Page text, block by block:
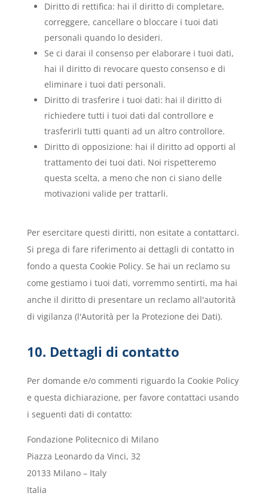
Diritto di rettifica: hai il diritto di completare,
correggere, cancellare o bloccare i tuoi dati
personali quando lo desideri.
Se ci darai il consenso per elaborare i tuoi dati,
hai il diritto di revocare questo consenso e di
eliminare i tuoi dati personali.
Diritto di trasferire i tuoi dati: hai il diritto di
richiedere tutti i tuoi dati dal controllore e
trasferirli tutti quanti ad un altro controllore.
Diritto di opposizione: hai il diritto ad opporti al
trattamento dei tuoi dati. Noi rispetteremo
questa scelta, a meno che non ci siano delle
motivazioni valide per trattarli.
Per esercitare questi diritti, non esitate a contattarci.
Si prega di fare riferimento ai dettagli di contatto in
fondo a questa Cookie Policy. Se hai un reclamo su
come gestiamo i tuoi dati, vorremmo sentirti, ma hai
anche il diritto di presentare un reclamo all'autorità
di vigilanza (l'Autorità per la Protezione dei Dati).
10. Dettagli di contatto
Per domande e/o commenti riguardo la Cookie Policy
e questa dichiarazione, per favore contattaci usando
i seguenti dati di contatto:
Fondazione Politecnico di Milano
Piazza Leonardo da Vinci, 32
20133 Milano – Italy
Italia